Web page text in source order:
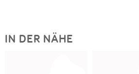
IN DER NÄHE